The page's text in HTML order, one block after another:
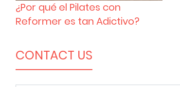
¿Por qué el Pilates con
Reformer es tan Adictivo?
CONTACT US